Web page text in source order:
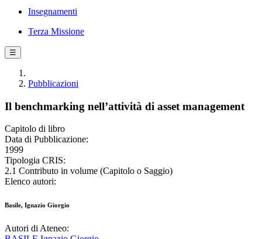
Insegnamenti
Terza Missione
☰
Pubblicazioni
Il benchmarking nell’attività di asset management
Capitolo di libro
Data di Pubblicazione:
1999
Tipologia CRIS:
2.1 Contributo in volume (Capitolo o Saggio)
Elenco autori:
Basile, Ignazio Giorgio
Autori di Ateneo: